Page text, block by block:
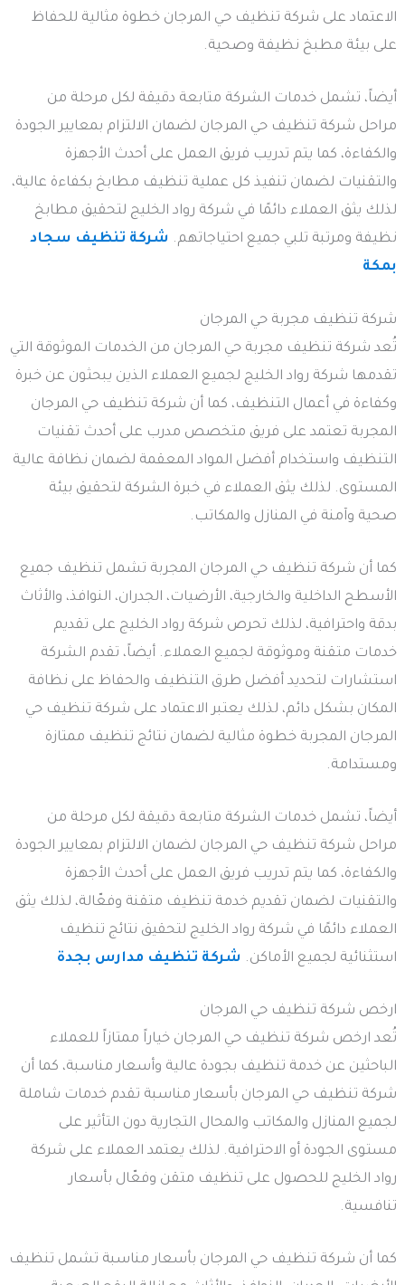
الاعتماد على شركة تنظيف حي المرجان خطوة مثالية للحفاظ
على بيئة مطبخ نظيفة وصحية.
أيضاً، تشمل خدمات الشركة متابعة دقيقة لكل مرحلة من
مراحل شركة تنظيف حي المرجان لضمان الالتزام بمعايير الجودة
والكفاءة، كما يتم تدريب فريق العمل على أحدث الأجهزة
والتقنيات لضمان تنفيذ كل عملية تنظيف مطابخ بكفاءة عالية،
لذلك يثق العملاء دائمًا في شركة رواد الخليج لتحقيق مطابخ
نظيفة ومرتبة تلبي جميع احتياجاتهم. شركة تنظيف سجاد
بمكة
شركة تنظيف مجربة حي المرجان
تُعد شركة تنظيف مجربة حي المرجان من الخدمات الموثوقة التي
تقدمها شركة رواد الخليج لجميع العملاء الذين يبحثون عن خبرة
وكفاءة في أعمال التنظيف، كما أن شركة تنظيف حي المرجان
المجربة تعتمد على فريق متخصص مدرب على أحدث تقنيات
التنظيف واستخدام أفضل المواد المعقمة لضمان نظافة عالية
المستوى. لذلك يثق العملاء في خبرة الشركة لتحقيق بيئة
صحية وآمنة في المنازل والمكاتب.
كما أن شركة تنظيف حي المرجان المجربة تشمل تنظيف جميع
الأسطح الداخلية والخارجية، الأرضيات، الجدران، النوافذ، والأثاث
بدقة واحترافية، لذلك تحرص شركة رواد الخليج على تقديم
خدمات متقنة وموثوقة لجميع العملاء. أيضاً، تقدم الشركة
استشارات لتحديد أفضل طرق التنظيف والحفاظ على نظافة
المكان بشكل دائم، لذلك يعتبر الاعتماد على شركة تنظيف حي
المرجان المجربة خطوة مثالية لضمان نتائج تنظيف ممتازة
ومستدامة.
أيضاً، تشمل خدمات الشركة متابعة دقيقة لكل مرحلة من
مراحل شركة تنظيف حي المرجان لضمان الالتزام بمعايير الجودة
والكفاءة، كما يتم تدريب فريق العمل على أحدث الأجهزة
والتقنيات لضمان تقديم خدمة تنظيف متقنة وفعّالة، لذلك يثق
العملاء دائمًا في شركة رواد الخليج لتحقيق نتائج تنظيف
استثنائية لجميع الأماكن. شركة تنظيف مدارس بجدة
ارخص شركة تنظيف حي المرجان
تُعد ارخص شركة تنظيف حي المرجان خياراً ممتازاً للعملاء
الباحثين عن خدمة تنظيف بجودة عالية وأسعار مناسبة، كما أن
شركة تنظيف حي المرجان بأسعار مناسبة تقدم خدمات شاملة
لجميع المنازل والمكاتب والمحال التجارية دون التأثير على
مستوى الجودة أو الاحترافية. لذلك يعتمد العملاء على شركة
رواد الخليج للحصول على تنظيف متقن وفعّال بأسعار
تنافسية.
كما أن شركة تنظيف حي المرجان بأسعار مناسبة تشمل تنظيف